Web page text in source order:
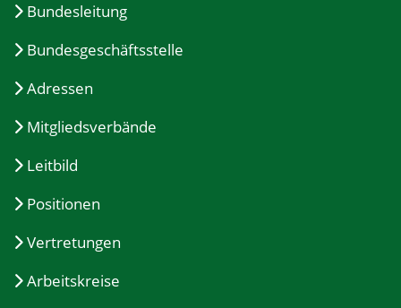
Bundesleitung
Bundesgeschäftsstelle
Adressen
Mitgliedsverbände
Leitbild
Positionen
Vertretungen
Arbeitskreise